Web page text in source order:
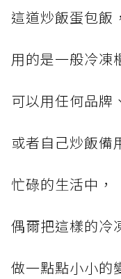
這道炒飯蛋包飯，
用的是一般冷凍
可以用任何品牌
或者自己炒飯備
忙碌的生活中，
偶爾把這樣的冷
做一點點小小的